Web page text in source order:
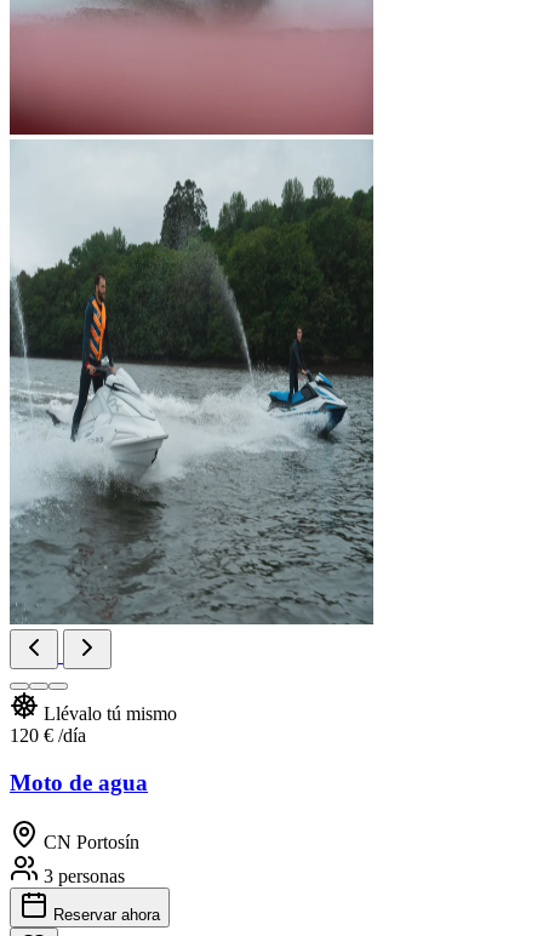
Llévalo tú mismo
120 € /día
Moto de agua
CN Portosín
3 personas
Reservar ahora